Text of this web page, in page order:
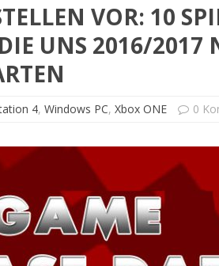
VOR: 10
UNS 2016/2017
4, Windows PC, Xbox ONE 0